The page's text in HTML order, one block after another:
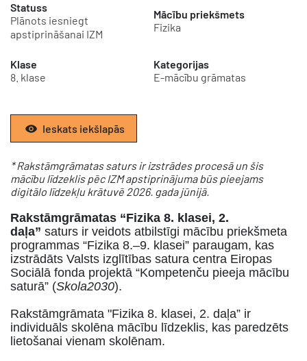
Statuss
Plānots iesniegt
apstiprināšanai IZM
Mācību priekšmets
Fizika
Klase
8. klase
Kategorijas
E-mācību grāmatas
Ieskats iekšlapās
* Rakstāmgrāmatas saturs ir izstrādes procesā un šis
mācību līdzeklis pēc IZM apstiprinājuma būs pieejams
digitālo līdzekļu krātuvē 2026. gada jūnijā.
Rakstāmgrāmatas “Fizika 8. klasei, 2.
daļa” saturs ir veidots atbilstīgi mācību priekšmeta
programmas “Fizika 8.–9. klasei” paraugam, kas
izstrādāts Valsts izglītības satura centra Eiropas
Sociālā fonda projektā “Kompetenču pieeja mācību
saturā” (Skola2030).
Rakstāmgrāmata "Fizika 8. klasei, 2. daļa” ir
individuāls skolēna mācību līdzeklis, kas paredzēts
lietošanai vienam skolēnam.